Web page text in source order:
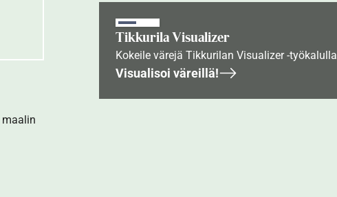
Tikkurila Visualizer
Kokeile värejä Tikkurilan Visualizer -työkalulla
Visualisoi väreillä!